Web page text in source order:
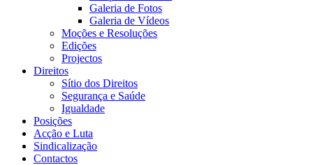
Galeria de Fotos
Galeria de Vídeos
Moções e Resoluções
Edições
Projectos
Direitos
Sítio dos Direitos
Segurança e Saúde
Igualdade
Posições
Acção e Luta
Sindicalização
Contactos